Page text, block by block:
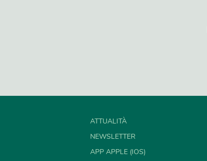
ATTUALITÀ
NEWSLETTER
APP APPLE (IOS)